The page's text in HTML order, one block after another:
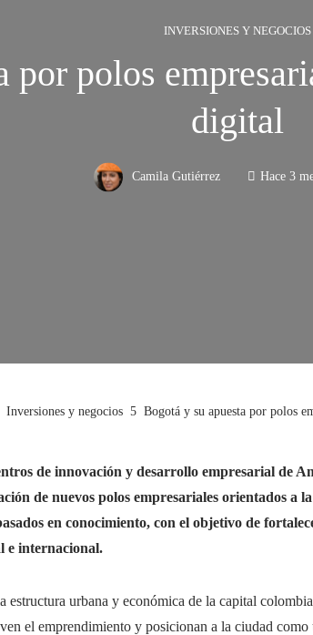
INVERSIONES Y NEGOCIOS
por polos
digital
Camila Gutiérrez Hace 3
Inversiones y negocios Bogotá y su apuesta por polos
de innovación y desarrollo empresarial de
de nuevos polos empresariales orientados a
en conocimiento, con el objetivo de
e internacional.
estructura urbana y económica de la capital
el emprendimiento y posicionan a la ciudad como